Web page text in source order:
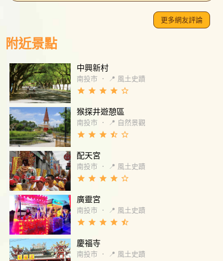
更多網友評論
附近景點
中興新村
南投市 ． 📍 風土史蹟
grade grade grade grade star_border
猴探井遊憩區
南投市 ． 📍 自然景觀
grade grade grade star_half star_border
配天宮
南投市 ． 📍 風土史蹟
grade grade grade grade star_border
廣靈宮
南投市 ． 📍 風土史蹟
grade grade grade grade star_half
慶福寺
南投市 ． 📍 風土史蹟